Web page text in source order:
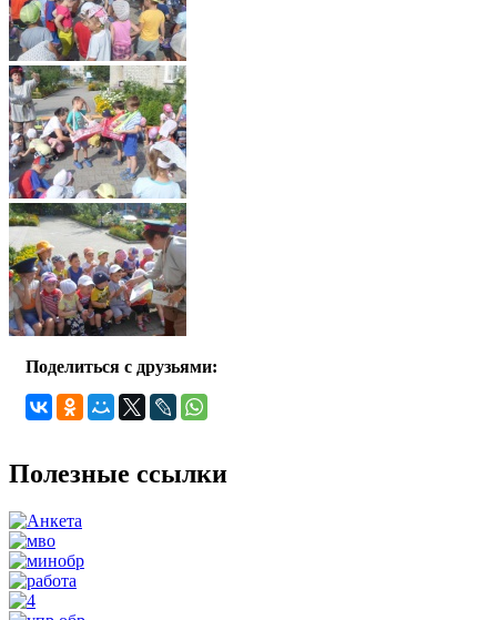
Поделиться с друзьями:
Полезные ссылки